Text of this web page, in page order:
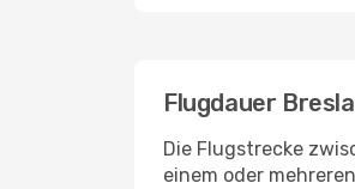
Flugdauer
Die Flugstrecke
einem oder